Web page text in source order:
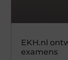
EKH.nl
examens